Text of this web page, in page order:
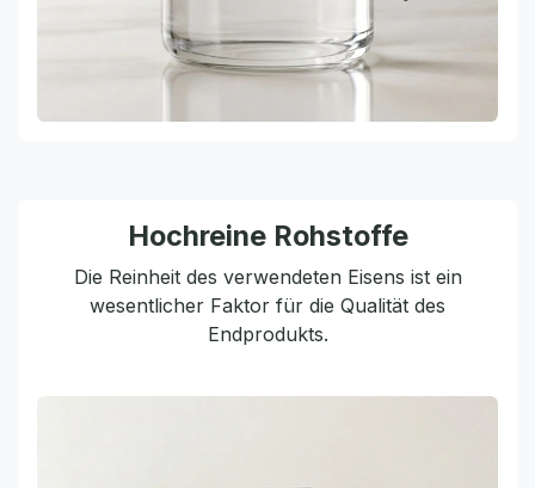
Hochreine Rohstoffe
Die Reinheit des verwendeten Eisens ist ein
wesentlicher Faktor für die Qualität des
Endprodukts.